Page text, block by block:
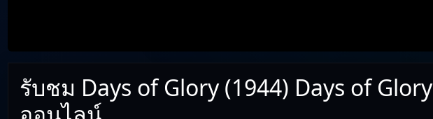
รับชม Days of Glory (1944) Days of Glory